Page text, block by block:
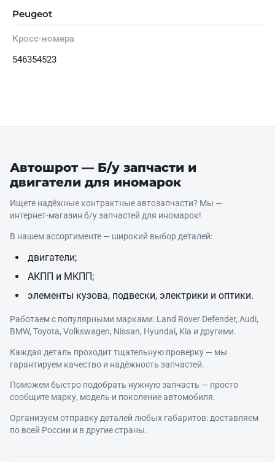
Peugeot
Кросс-номера
546354523
Автошрот — Б/у запчасти и
двигатели для иномарок
Ищете надёжные контрактные автозапчасти? Мы —
интернет‑магазин б/у запчастей для иномарок!
В нашем ассортименте — широкий выбор деталей:
двигатели;
АКПП и МКПП;
элементы кузова, подвески, электрики и оптики.
Работаем с популярными марками: Land Rover Defender, Audi,
BMW, Toyota, Volkswagen, Nissan, Hyundai, Kia и другими.
Каждая деталь проходит тщательную проверку — мы
гарантируем качество и надёжность запчастей.
Поможем быстро подобрать нужную запчасть — просто
сообщите марку, модель и поколение автомобиля.
Организуем отправку деталей любых габаритов: доставляем
по всей России и в другие страны.